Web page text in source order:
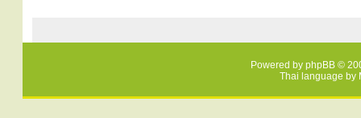
Powered by phpBB ©
Thai language by